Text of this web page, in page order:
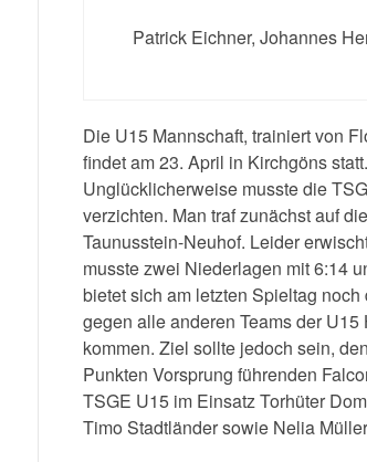
Patrick Eichner, Johannes
Die U15 Mannschaft, trainiert von
findet am 23. April in Kirchgöns
Unglücklicherweise musste die
verzichten. Man traf zunächst auf
Taunusstein-Neuhof. Leider
musste zwei Niederlagen mit 6:14
bietet sich am letzten Spieltag
gegen alle anderen Teams der
kommen. Ziel sollte jedoch sein,
Punkten Vorsprung führenden
TSGE U15 im Einsatz Torhüter
Timo Stadtländer sowie Nelia